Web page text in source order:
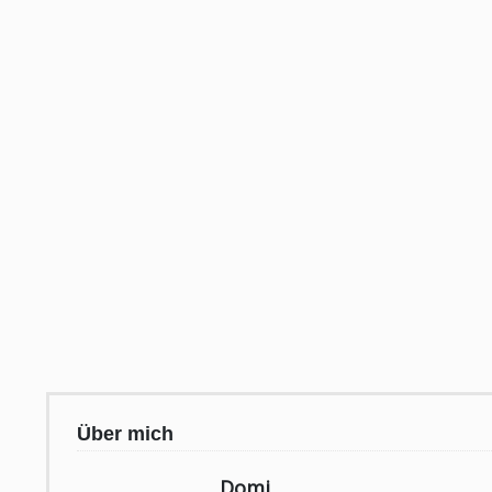
Über mich